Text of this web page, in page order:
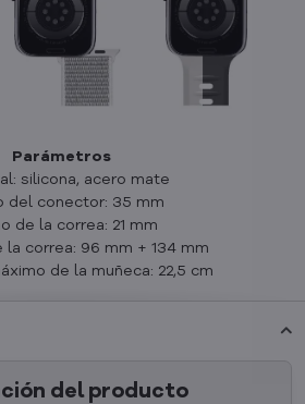
Parámetros
silicona, acero mate
del conector: 35 mm
de la correa: 21 mm
la correa: 96 mm + 134 mm
de la muñeca: 22,5 cm
del producto